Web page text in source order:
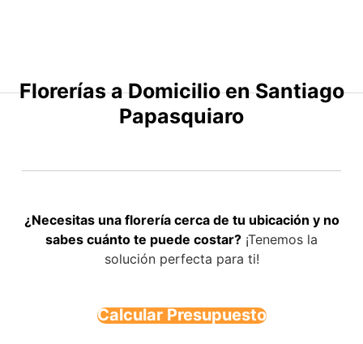
Florerías a Domicilio en Santiago
Papasquiaro
¿Necesitas una florería cerca de tu ubicación y no
sabes cuánto te puede costar? ¡Tenemos la
solución perfecta para ti!
Calcular Presupuesto